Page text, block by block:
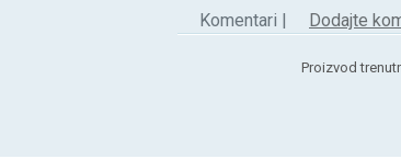
Komentari | Dodajte
Proizvod